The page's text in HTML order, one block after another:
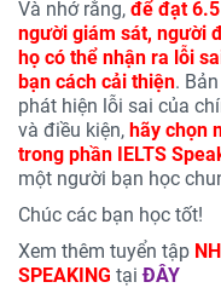
Và nhớ rằng, để đạt
người giám sát, người
họ có thể nhận ra lỗi
bạn cách cải thiện.
phát hiện lỗi sai của
và điều kiện, hãy chọn
trong phần IELTS
một người bạn học
Chúc các bạn học tốt!
Xem thêm tuyển tập
SPEAKING tạiĐÂY